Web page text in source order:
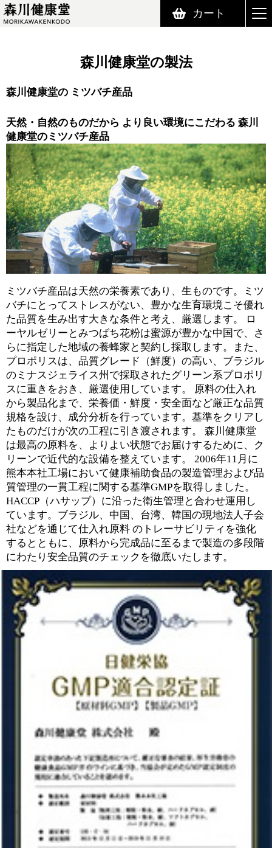
カート
森川健康堂の製法
森川健康堂の ミツバチ産品
天然・自然のものだから より良い環境にこだわる 森川
健康堂のミツバチ産品
ミツバチ産品は天然の栄養素であり、生ものです。ミツ
バチにとってストレスがない、豊かな生育環境こそ優れ
た品質を生み出す大きな条件と考え、厳選します。 ロ
ーヤルゼリーとみつばち花粉は蜜源が豊かな中国で、さ
らに指定した地域の養蜂家と契約し採取します。また、
プロポリスは、品質グレード（鮮度）の高い、ブラジル
のミナスジェライス州で採取されたグリーン系プロポリ
スに重きをおき、厳選使用しています。 原料の仕入れ
から製品化まで、栄養価・鮮度・安全面など厳正な品質
規格を設け、成分分析を行っています。基準をクリアし
たものだけが次の工程に引き渡されます。 森川健康堂
は最高の原料を、よりよい状態でお届けするために、ク
リーンで近代的な設備を整えています。 2006年11月に
熊本本社工場において健康補助食品の製造管理および品
質管理の一貫工程に関する基準GMPを取得しました。
HACCP（ハサップ）に沿った衛生管理と合わせ運用し
ています。ブラジル、中国、台湾、韓国の現地法人子会
社などを通じて仕入れ原料 のトレーサビリティを強化
するとともに、原料から完成品に至るまで製造の多段階
にわたり安全品質のチェックを徹底いたします。